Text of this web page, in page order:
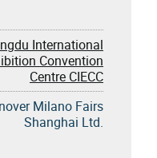
International
Convention
Centre CIECC
Milano Fairs
Shanghai Ltd.